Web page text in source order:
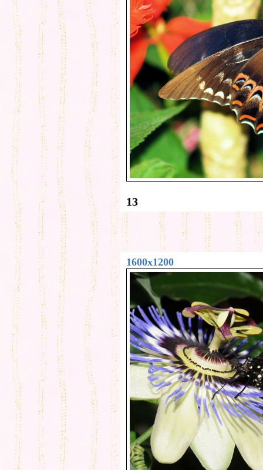
13
1600x1200